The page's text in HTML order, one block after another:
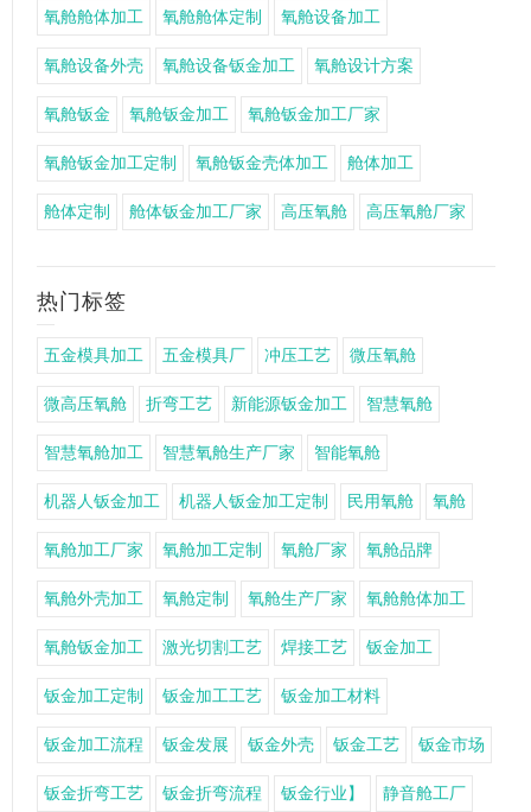
氧舱舱体加工 氧舱舱体定制 氧舱设备加工
氧舱设备外壳 氧舱设备钣金加工 氧舱设计方案
氧舱钣金 氧舱钣金加工 氧舱钣金加工厂家
氧舱钣金加工定制 氧舱钣金壳体加工 舱体加工
舱体定制 舱体钣金加工厂家 高压氧舱 高压氧舱厂家
热门标签
五金模具加工 五金模具厂 冲压工艺 微压氧舱
微高压氧舱 折弯工艺 新能源钣金加工 智慧氧舱
智慧氧舱加工 智慧氧舱生产厂家 智能氧舱
机器人钣金加工 机器人钣金加工定制 民用氧舱 氧舱
氧舱加工厂家 氧舱加工定制 氧舱厂家 氧舱品牌
氧舱外壳加工 氧舱定制 氧舱生产厂家 氧舱舱体加工
氧舱钣金加工 激光切割工艺 焊接工艺 钣金加工
钣金加工定制 钣金加工工艺 钣金加工材料
钣金加工流程 钣金发展 钣金外壳 钣金工艺 钣金市场
钣金折弯工艺 钣金折弯流程 钣金行业】 静音舱工厂